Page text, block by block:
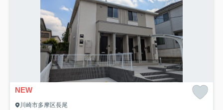
NEW
川崎市多摩区長尾